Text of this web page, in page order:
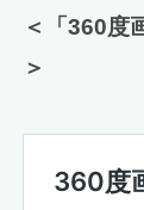
＜「360度
＞